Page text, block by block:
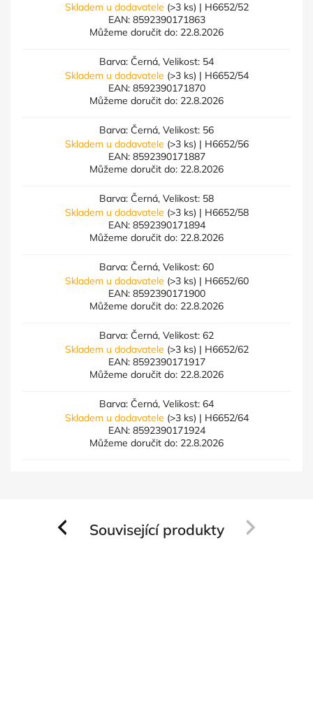
Skladem u dodavatele (>3 ks) | H6652/52
EAN: 8592390171863
Můžeme doručit do: 22.8.2026
Barva: Černá, Velikost: 54
Skladem u dodavatele (>3 ks) | H6652/54
EAN: 8592390171870
Můžeme doručit do: 22.8.2026
Barva: Černá, Velikost: 56
Skladem u dodavatele (>3 ks) | H6652/56
EAN: 8592390171887
Můžeme doručit do: 22.8.2026
Barva: Černá, Velikost: 58
Skladem u dodavatele (>3 ks) | H6652/58
EAN: 8592390171894
Můžeme doručit do: 22.8.2026
Barva: Černá, Velikost: 60
Skladem u dodavatele (>3 ks) | H6652/60
EAN: 8592390171900
Můžeme doručit do: 22.8.2026
Barva: Černá, Velikost: 62
Skladem u dodavatele (>3 ks) | H6652/62
EAN: 8592390171917
Můžeme doručit do: 22.8.2026
Barva: Černá, Velikost: 64
Skladem u dodavatele (>3 ks) | H6652/64
EAN: 8592390171924
Můžeme doručit do: 22.8.2026
Související produkty
Previous Next